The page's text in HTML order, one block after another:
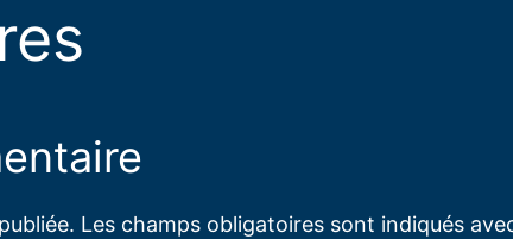
Les champs obligatoires sont indiqués